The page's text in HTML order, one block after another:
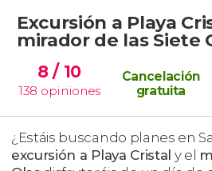
Excursión a Playa
mirador de las Siete
8/ 10
138 opiniones
Cancelación
gratuita
¿Estáis buscando planes en
excursión a Playa Cristal y el